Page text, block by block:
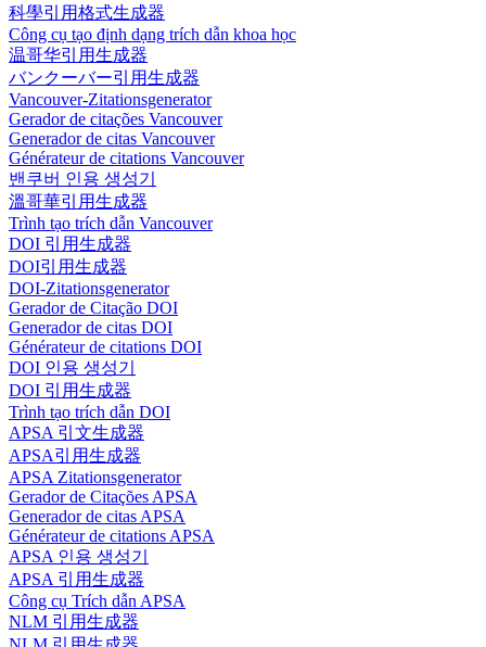
科學引用格式生成器
Công cụ tạo định dạng trích dẫn khoa học
温哥华引用生成器
バンクーバー引用生成器
Vancouver-Zitationsgenerator
Gerador de citações Vancouver
Generador de citas Vancouver
Générateur de citations Vancouver
밴쿠버 인용 생성기
溫哥華引用生成器
Trình tạo trích dẫn Vancouver
DOI 引用生成器
DOI引用生成器
DOI-Zitationsgenerator
Gerador de Citação DOI
Generador de citas DOI
Générateur de citations DOI
DOI 인용 생성기
DOI 引用生成器
Trình tạo trích dẫn DOI
APSA 引文生成器
APSA引用生成器
APSA Zitationsgenerator
Gerador de Citações APSA
Generador de citas APSA
Générateur de citations APSA
APSA 인용 생성기
APSA 引用生成器
Công cụ Trích dẫn APSA
NLM 引用生成器